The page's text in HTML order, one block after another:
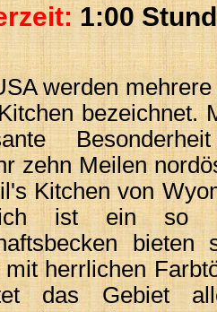
1:00
werden
bezeichnet.
zehn Meilen
Kitchen von
ist ein so
mit herrlichen
das Gebiet